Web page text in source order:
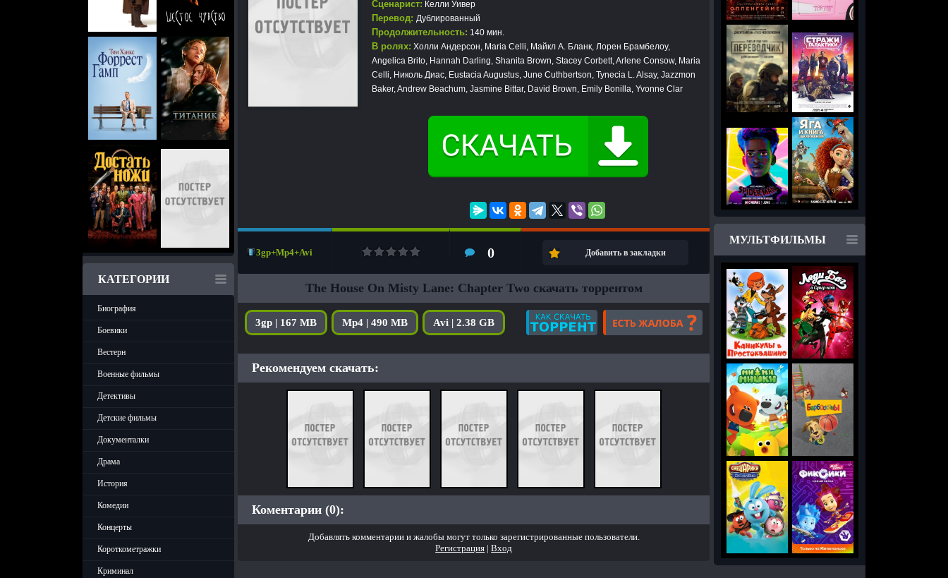
КАТЕГОРИИ
Биография
Боевики
Вестерн
Военные фильмы
Детективы
Детские фильмы
Документалки
Драма
История
Комедии
Концерты
Короткометражки
Криминал
Сценарист: Келли Уивер
Перевод: Дублированный
Продолжительность: 140 мин.
В ролях: Холли Андерсон, Maria Celli, Майкл А. Бланк, Лорен Брамбелоу,
Angelica Brito, Hannah Darling, Shanita Brown, Stacey Corbett, Arlene Consow, Maria
Celli, Николь Диас, Eustacia Augustus, June Cuthbertson, Tynecia L. Alsay, Jazzmon
Baker, Andrew Beachum, Jasmine Bittar, David Brown, Emily Bonilla, Yvonne Clar
3gp+Mp4+Avi 0 Добавить в закладки
The House On Misty Lane: Chapter Two скачать торрентом
3gp | 167 MB Mp4 | 490 MB Avi | 2.38 GB
Рекомендуем скачать:
Коментарии (0):
Добавлять комментарии и жалобы могут только зарегистрированные пользователи.
Регистрация |Вход
МУЛЬТФИЛЬМЫ